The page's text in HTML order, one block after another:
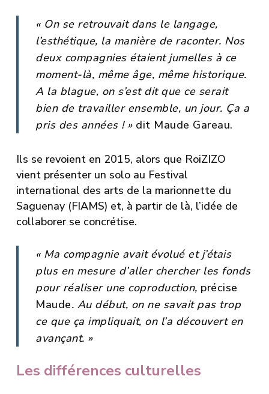
« On se retrouvait dans le langage,
l’esthétique, la manière de raconter. Nos
deux compagnies étaient jumelles à ce
moment-là, même âge, même historique.
A la blague, on s’est dit que ce serait
bien de travailler ensemble, un jour. Ça a
pris des années ! »dit Maude Gareau.
Ils se revoient en 2015, alors que RoiZIZO
vient présenter un solo au Festival
international des arts de la marionnette du
Saguenay (FIAMS) et, à partir de là, l’idée de
collaborer se concrétise.
« Ma compagnie avait évolué et j’étais
plus en mesure d’aller chercher les fonds
pour réaliser une coproduction, précise
Maude. Au début, on ne savait pas trop
ce que ça impliquait, on l’a découvert en
avançant. »
Les différences culturelles